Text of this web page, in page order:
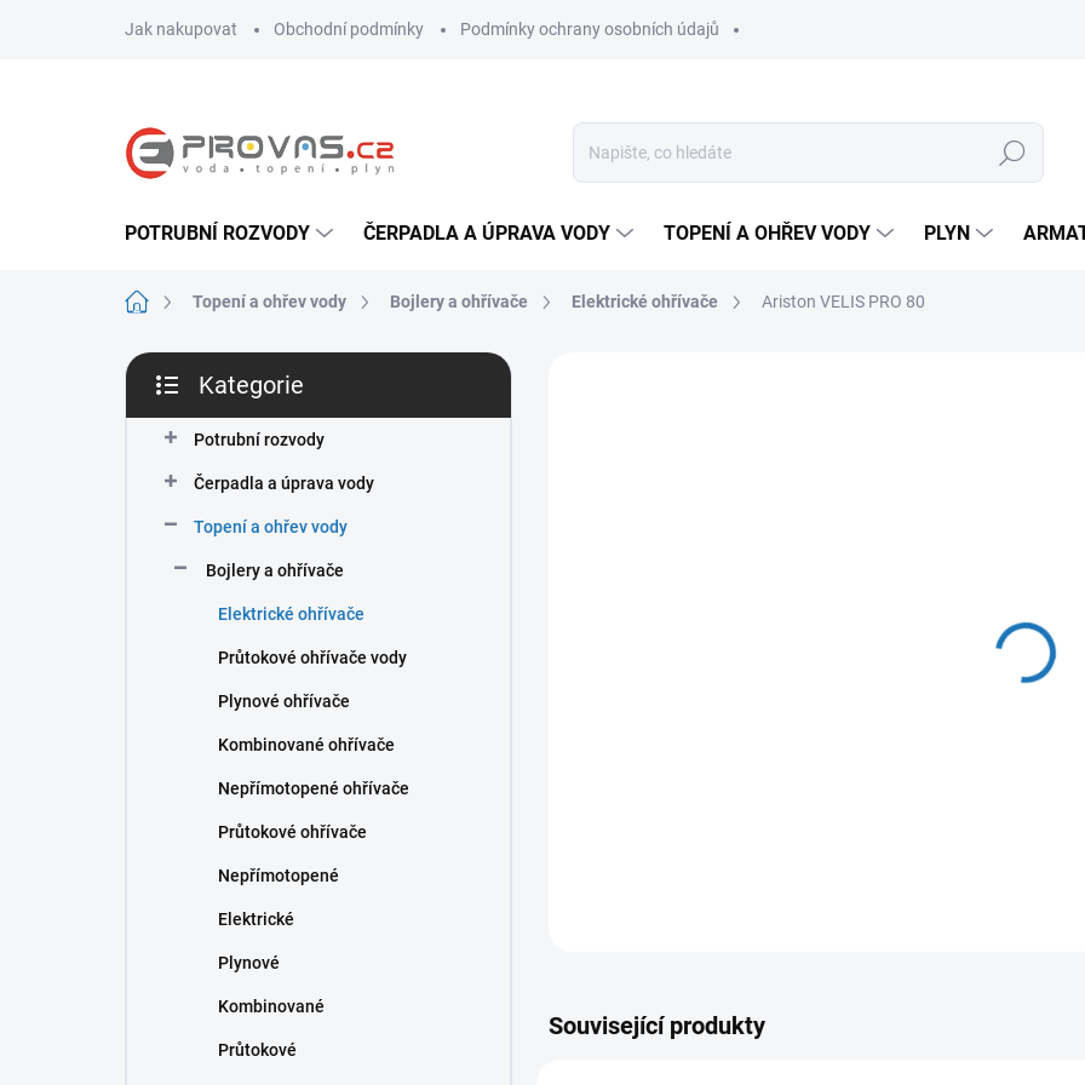
Jak nakupovat Obchodní podmínky Podmínky ochrany osobních údajů
Hledat
POTRUBNÍ ROZVODY ČERPADLA A ÚPRAVA VODY TOPENÍ A OHŘEV VODY PLYN
Domů Topení a ohřev vody Bojlery a ohřívače Elektrické ohřívače Ariston VELIS PRO 80
P
s
kategorie
Kategorie
Potrubní rozvody
Čerpadla a úprava vody
Topení a ohřev vody
Bojlery a ohřívače
Elektrické ohřívače
Průtokové ohřívače vody
Plynové ohřívače
Kombinované ohřívače
Nepřímotopené ohřívače
Průtokové ohřívače
Nepřímotopené
Elektrické
Plynové
Kombinované
Průtokové
Související produkty